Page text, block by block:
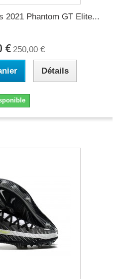
2021 Phantom GT Elite...
€ 250,00 €
Détails